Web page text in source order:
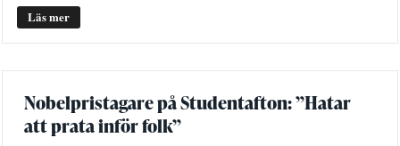
Läs mer
Nobelpristagare på Studentafton: ”Hatar
att prata inför folk”